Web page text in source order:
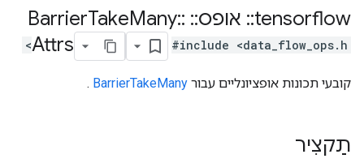
tensorflow
:: אופס::
TakeMany::
Attrs
#include <data_flow_ops.h>
קובעי תכונות אופציונליים עבור BarrierTakeMany
.
תַקצִיר